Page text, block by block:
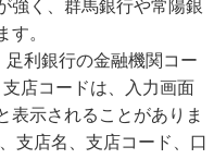
強く、群馬銀行や常陽銀
す。
利銀行の金融機関コー
店コードは、入力画面
表示されることがありま
支店名、支店コード、口